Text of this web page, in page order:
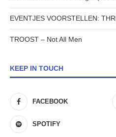
EVENTJES VOORSTELLEN:
TROOST – Not All Men
KEEP IN TOUCH
FACEBOOK
SPOTIFY